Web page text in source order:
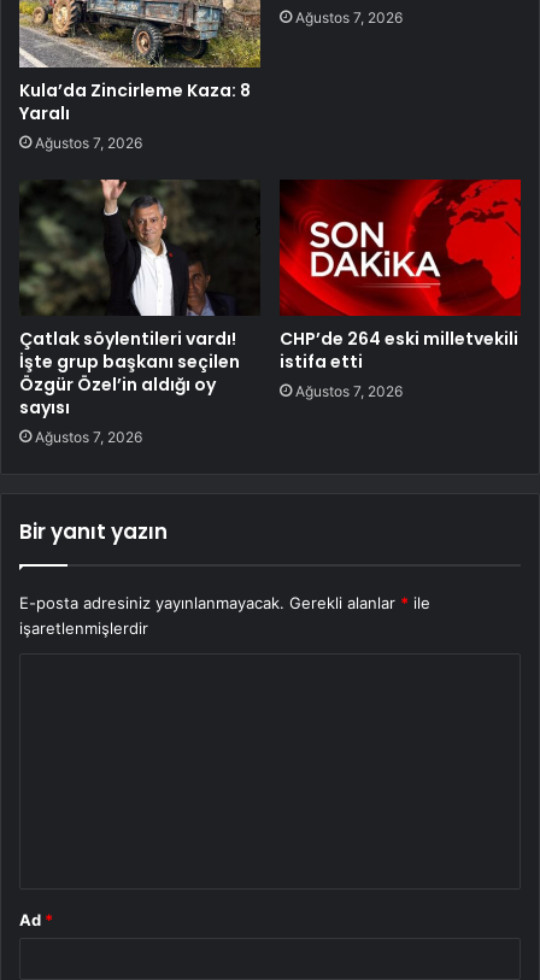
Kula’da Zincirleme Kaza: 8
Yaralı
Ağustos 7, 2026
Ağustos 7, 2026
Çatlak söylentileri vardı!
İşte grup başkanı seçilen
Özgür Özel’in aldığı oy
sayısı
Ağustos 7, 2026
CHP’de 264 eski milletvekili
istifa etti
Ağustos 7, 2026
Bir yanıt yazın
E-posta adresiniz yayınlanmayacak. Gerekli alanlar * ile
işaretlenmişlerdir
Ad *